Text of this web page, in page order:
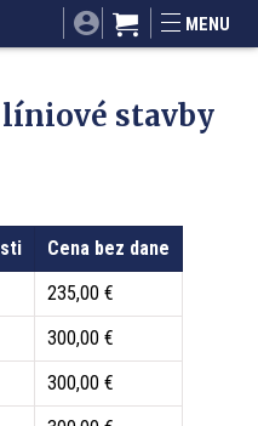
Mnamky-recepty.sk
MENU
líniové stavby
Cena bez dane
235,00 €
300,00 €
300,00 €